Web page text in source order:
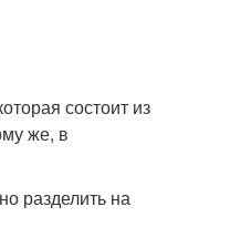
состоит из
же, в
разделить на